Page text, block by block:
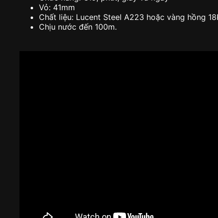
Vỏ: 41mm
Chất liệu: Lucent Steel A223 hoặc vàng hồng
Chịu nước đến 100m.